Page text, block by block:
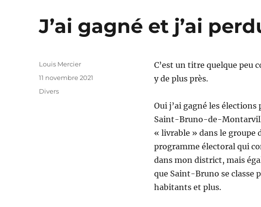
J’ai gagné et j’ai
C’est un titre quelque peu
y de plus près.
Oui j’ai gagné les
Saint-Bruno-de-
« livrable » dans le groupe
programme électoral qui
dans mon district, mais
que Saint-Bruno se classe
habitants et plus.
Auteur
Louis Mercier
Publié
11 novembre 2021
Catégories
Divers